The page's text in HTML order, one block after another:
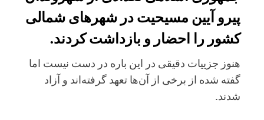
پیرو آیین مسیحیت در شهرهای شمالی
کشور را احضار و بازداشت کردند.
هنوز جزییات دقیقی در این باره در دست نیست اما
گفته شده از برخی از آن‌ها تعهد گرفته‌اند و آزاد
شدند.